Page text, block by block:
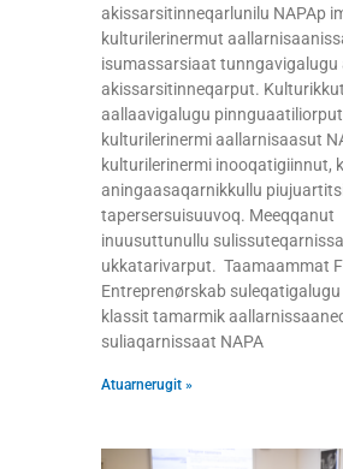
akissarsitinneqarlunilu NAPAp
kulturilerinermut
isumassarsiaat tunngavigalugu
akissarsitinneqarput.
aallaavigalugu
kulturilerinermi aallarnisaasut
kulturilerinermi inooqatigiinnut,
aningaasaqarnikkullu
tapersersuisuuvoq. Meeqqanut
inuusuttunullu
ukkatarivarput. Taamaammat
Entreprenørskab suleqatigalugu
klassit tamarmik
suliaqarnissaat NAPA
Atuarnerugit »